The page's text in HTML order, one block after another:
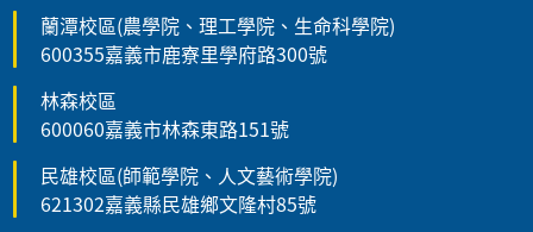
蘭潭校區(農學院、理工學院、生命科學院)
600355嘉義市鹿寮里學府路300號
林森校區
600060嘉義市林森東路151號
民雄校區(師範學院、人文藝術學院)
621302嘉義縣民雄鄉文隆村85號